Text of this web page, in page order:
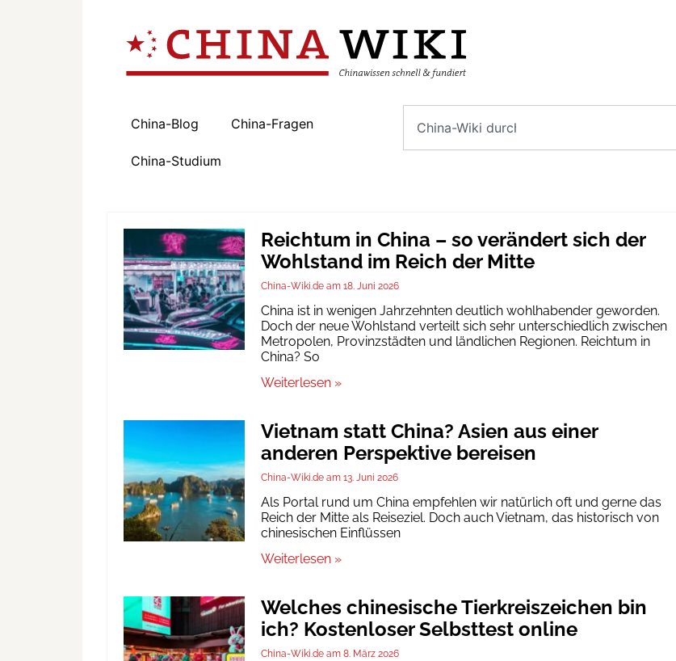
China-Blog China-Fragen
China-Studium
Reichtum in China – so verändert sich der
Wohlstand im Reich der Mitte
China-Wiki.de 18. Juni 2026
China ist in wenigen Jahrzehnten deutlich wohlhabender geworden.
Doch der neue Wohlstand verteilt sich sehr unterschiedlich zwischen
Metropolen, Provinzstädten und ländlichen Regionen. Reichtum in
China? So
Weiterlesen »
Vietnam statt China? Asien aus einer
anderen Perspektive bereisen
China-Wiki.de 13. Juni 2026
Als Portal rund um China empfehlen wir natürlich oft und gerne das
Reich der Mitte als Reiseziel. Doch auch Vietnam, das historisch von
chinesischen Einflüssen
Weiterlesen »
Welches chinesische Tierkreiszeichen bin
ich? Kostenloser Selbsttest online
China-Wiki.de 8. März 2026